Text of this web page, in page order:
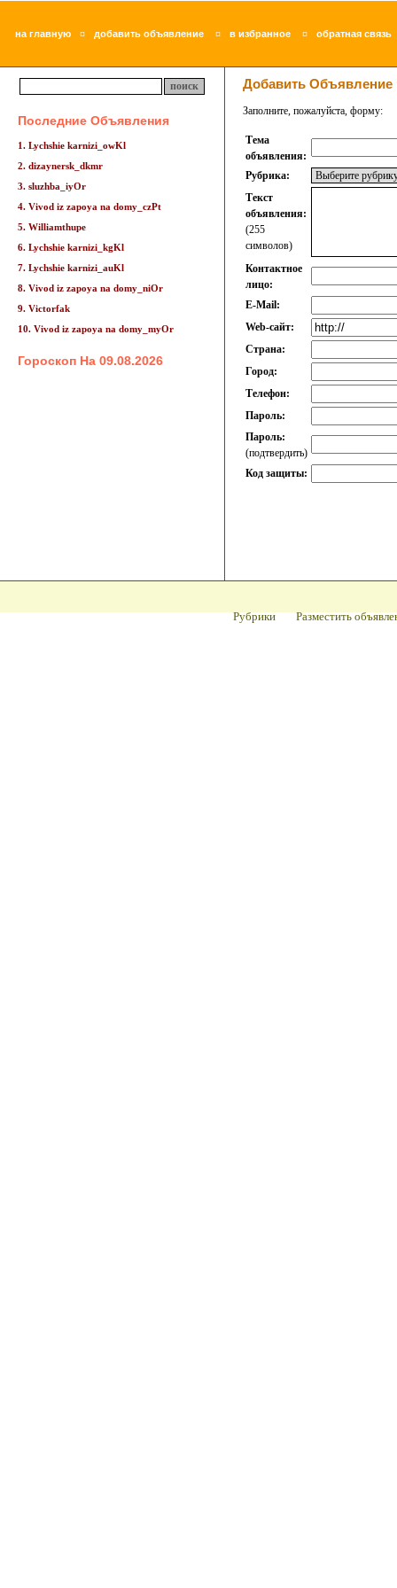
на главную ¤ добавить объявление ¤ в избранное ¤ обратная связь
Последние Объявления
1. Lychshie karnizi_owKl
2. dizaynersk_dkmr
3. sluzhba_iyOr
4. Vivod iz zapoya na domy_czPt
5. Williamthupe
6. Lychshie karnizi_kgKl
7. Lychshie karnizi_auKl
8. Vivod iz zapoya na domy_niOr
9. Victorfak
10. Vivod iz zapoya na domy_myOr
Гороскоп На 09.08.2026
Добавить Объявление
Заполните, пожалуйста, форму:
Тема
объявления:
Рубрика:
Текст
объявления:
(255
символов)
Контактное
лицо:
E-Mail:
Web-сайт:
Страна:
Город:
Телефон:
Пароль:
Пароль:
(подтвердить)
Код защиты:
Рубрики Разместить